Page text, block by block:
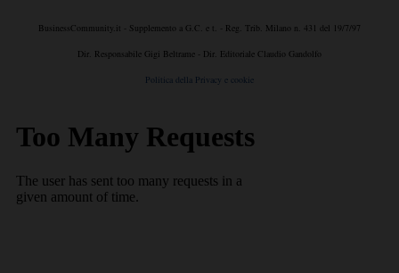
BusinessCommunity.it - Supplemento a G.C. e t. - Reg. Trib. Milano n. 431 del 19/7/97
Dir. Responsabile Gigi Beltrame - Dir. Editoriale Claudio Gandolfo
Politica della Privacy e cookie